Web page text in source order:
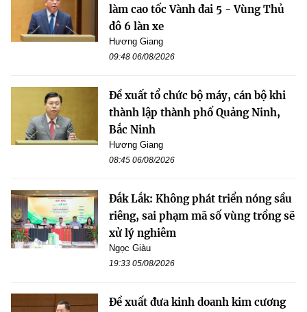
làm cao tốc Vành đai 5 - Vùng Thủ
đô 6 làn xe
Hương Giang
09:48 06/08/2026
Đề xuất tổ chức bộ máy, cán bộ khi
thành lập thành phố Quảng Ninh,
Bắc Ninh
Hương Giang
08:45 06/08/2026
Đắk Lắk: Không phát triển nóng sầu
riêng, sai phạm mã số vùng trồng sẽ
xử lý nghiêm
Ngọc Giàu
19:33 05/08/2026
Đề xuất đưa kinh doanh kim cương